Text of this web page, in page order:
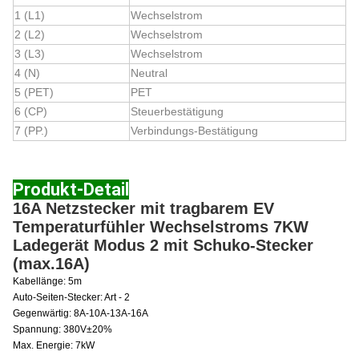
1 (L1)
Wechselstrom
2 (L2)
Wechselstrom
3 (L3)
Wechselstrom
4 (N)
Neutral
5 (PET)
PET
6 (CP)
Steuerbestätigung
7 (PP.)
Verbindungs-Bestätigung
Produkt-Detail
16A Netzstecker mit tragbarem EV
Temperaturfühler Wechselstroms 7KW
Ladegerät Modus 2 mit Schuko-Stecker
(max.16A)
Kabellänge: 5m
Auto-Seiten-Stecker: Art - 2
Gegenwärtig: 8A-10A-13A-16A
Spannung: 380V±20%
Max. Energie: 7kW